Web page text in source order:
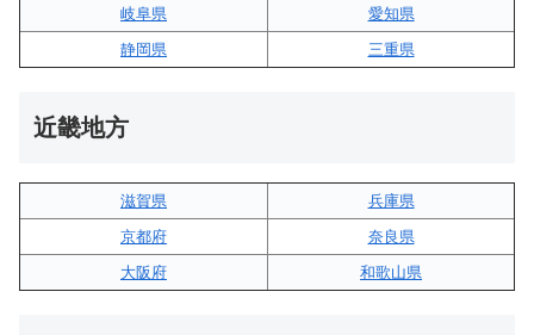
岐阜県
愛知県
静岡県
三重県
近畿地方
滋賀県
兵庫県
京都府
奈良県
大阪府
和歌山県